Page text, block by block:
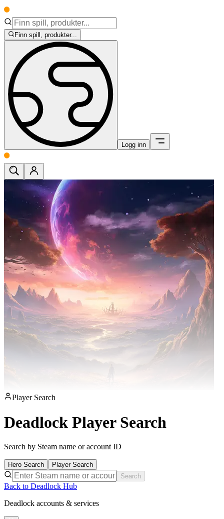
Finn spill, produkter...
Logg inn
Player Search
Deadlock Player Search
Search by Steam name or account ID
Hero Search
Player Search
Search
Back to Deadlock Hub
Deadlock accounts & services